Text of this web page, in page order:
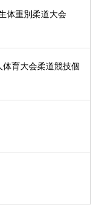
体重別柔道大会
育大会柔道競技個